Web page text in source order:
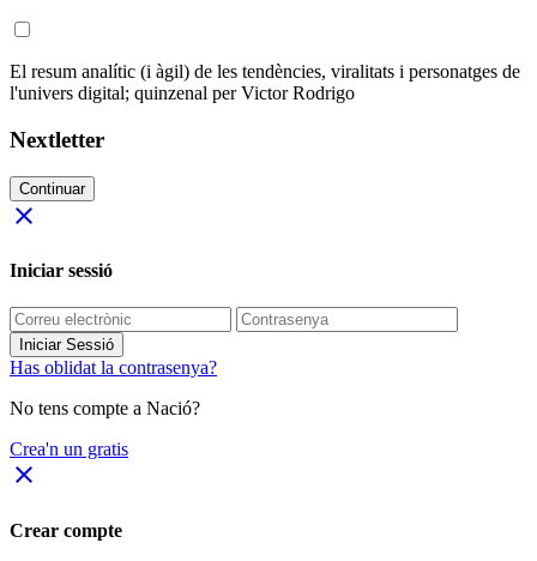
El resum analític (i àgil) de les tendències, viralitats i personatges de
l'univers digital; quinzenal per Victor Rodrigo
Nextletter
Continuar
close
Iniciar sessió
Iniciar Sessió
Has oblidat la contrasenya?
No tens compte a Nació?
Crea'n un gratis
close
Crear compte